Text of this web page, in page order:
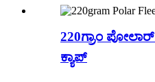
220ಗ್ರಾಂ
ಕ್ಯಾಪ್